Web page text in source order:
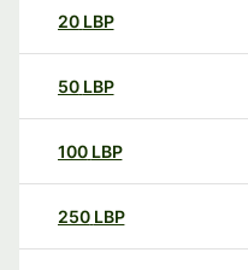
20 LBP
50 LBP
100 LBP
250 LBP